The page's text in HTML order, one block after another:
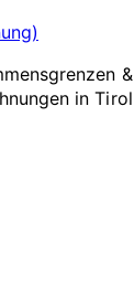
&
inTirol